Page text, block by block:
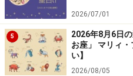
2026/07/01
5
2026年8月6日
お座」 マリィ
い】
2026/08/05